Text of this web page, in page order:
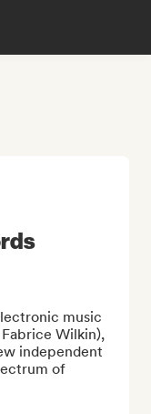
music
Wilkin),
independent
of